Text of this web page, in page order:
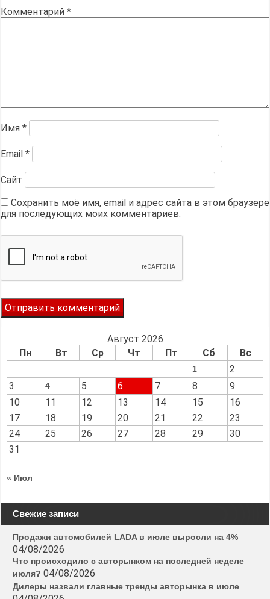
Комментарий *
Имя *
Email *
Сайт
Сохранить моё имя, email и адрес сайта в этом браузере
для последующих моих комментариев.
Август 2026
Пн
Вт Ср Чт Пт Сб Вс
1
2
3
4 5 6 7 8
9
10
11 12 13 14 15
16
17
18 19 20 21 22
23
24
25 26 27 28 29
30
31
« Июл
Свежие записи
Продажи автомобилей LADA в июле выросли на 4%
04/08/2026
Что происходило с авторынком на последней неделе
июля? 04/08/2026
Дилеры назвали главные тренды авторынка в июле